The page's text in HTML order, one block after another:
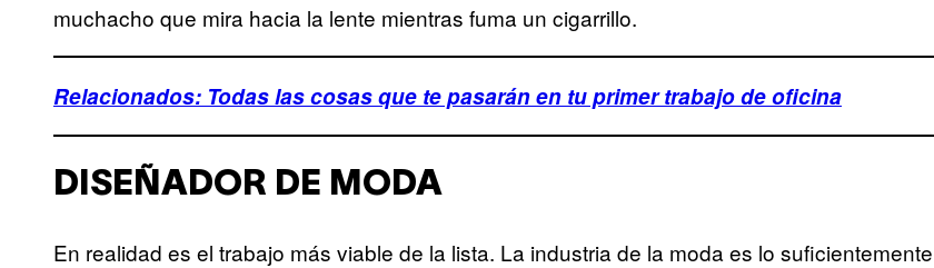
muchacho que mira hacia la lente mientras fuma un cigarrillo.
Relacionados: Todas las cosas que te pasarán en tu primer trabajo de oficina
DISEÑADOR DE MODA
En realidad es el trabajo más viable de la lista. La industria de la moda es lo suficientemente